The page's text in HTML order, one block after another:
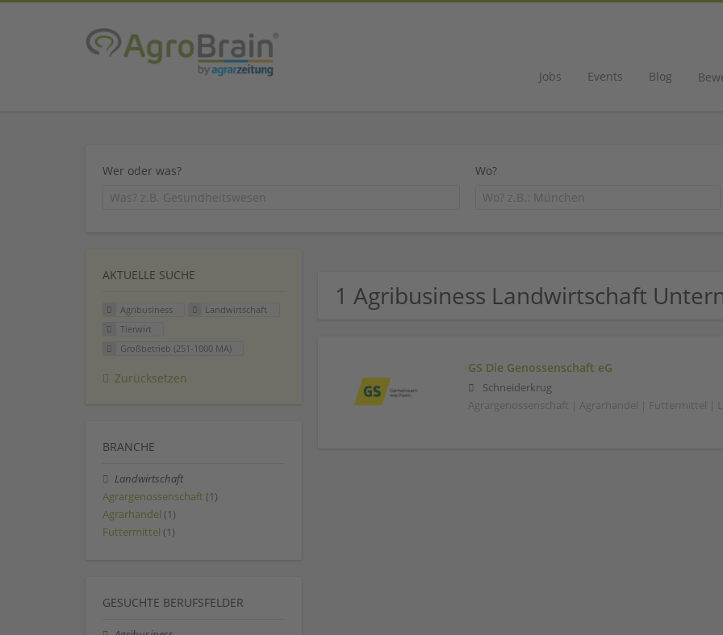
Jobs Events Blog
Wer oder was? Wo?
1 Agribusiness Landwirtschaft
GS Die Genossenschaft eG
Schneiderkrug
Agrargenossenschaft | Agrarhandel | Futtermittel |
AKTUELLE SUCHE
Agribusiness
Landwirtschaft
Tierwirt
Großbetrieb (251-1000 MA)
Zurücksetzen
BRANCHE
Landwirtschaft
Agrargenossenschaft (1)
Agrarhandel (1)
Futtermittel (1)
GESUCHTE BERUFSFELDER